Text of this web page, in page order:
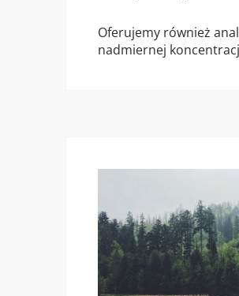
Oferujemy również
nadmiernej